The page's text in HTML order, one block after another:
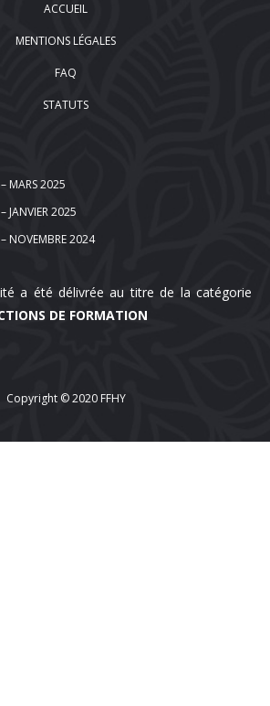
ACCUEIL
MENTIONS LÉGALES
FAQ
STATUTS
MARS 2025
JANVIER 2025
NOVEMBRE 2024
a été délivrée au titre de la catégorie
DE FORMATION
Copyright © 2020 FFHY